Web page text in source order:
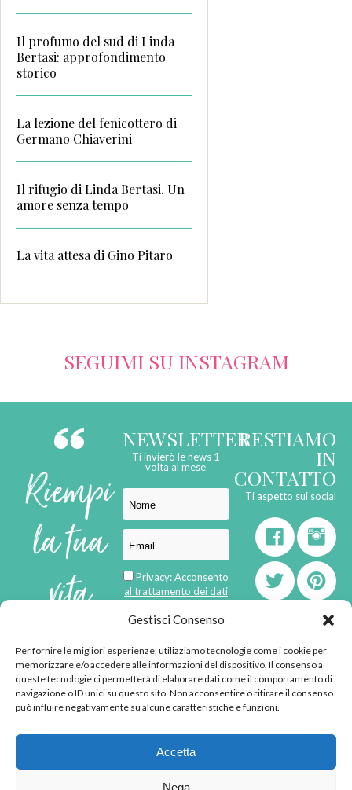
Gestisci Consenso
Per fornire le migliori esperienze, utilizziamo tecnologie come i cookie per
memorizzare e/o accedere alle informazioni del dispositivo. Il consenso a
queste tecnologie ci permetterà di elaborare dati come il comportamento di
navigazione o ID unici su questo sito. Non acconsentire o ritirare il consenso
può influire negativamente su alcune caratteristiche e funzioni.
Accetta
Nega
Il profumo del sud di Linda
Bertasi: approfondimento
storico
La lezione del fenicottero di
Germano Chiaverini
Il rifugio di Linda Bertasi. Un
amore senza tempo
La vita attesa di Gino Pitaro
SEGUIMI SU INSTAGRAM
Riempi
la tua
vita
di
emozioni
NEWSLETTER
Ti invierò le news 1
volta al mese
Privacy:Acconsento
al trattamento dei dati
RESTIAMO
IN
CONTATTO
Ti aspetto sui social
born inMaMaStudiOs